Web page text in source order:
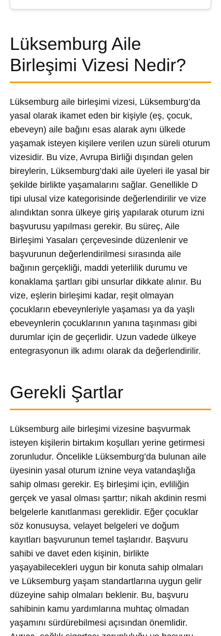
Lüksemburg Aile
Birleşimi Vizesi Nedir?
Lüksemburg aile birleşimi vizesi, Lüksemburg’da
yasal olarak ikamet eden bir kişiyle (eş, çocuk,
ebeveyn) aile bağını esas alarak aynı ülkede
yaşamak isteyen kişilere verilen uzun süreli oturum
vizesidir. Bu vize, Avrupa Birliği dışından gelen
bireylerin, Lüksemburg’daki aile üyeleri ile yasal bir
şekilde birlikte yaşamalarını sağlar. Genellikle D
tipi ulusal vize kategorisinde değerlendirilir ve vize
alındıktan sonra ülkeye giriş yapılarak oturum izni
başvurusu yapılması gerekir. Bu süreç, Aile
Birleşimi Yasaları çerçevesinde düzenlenir ve
başvurunun değerlendirilmesi sırasında aile
bağının gerçekliği, maddi yeterlilik durumu ve
konaklama şartları gibi unsurlar dikkate alınır. Bu
vize, eşlerin birleşimi kadar, reşit olmayan
çocukların ebeveynleriyle yaşaması ya da yaşlı
ebeveynlerin çocuklarının yanına taşınması gibi
durumlar için de geçerlidir. Uzun vadede ülkeye
entegrasyonun ilk adımı olarak da değerlendirilir.
Gerekli Şartlar
Lüksemburg aile birleşimi vizesine başvurmak
isteyen kişilerin birtakım koşulları yerine getirmesi
zorunludur. Öncelikle Lüksemburg’da bulunan aile
üyesinin yasal oturum iznine veya vatandaşlığa
sahip olması gerekir. Eş birleşimi için, evliliğin
gerçek ve yasal olması şarttır; nikah akdinin resmi
belgelerle kanıtlanması gereklidir. Eğer çocuklar
söz konusuysa, velayet belgeleri ve doğum
kayıtları başvurunun temel taşlarıdır. Başvuru
sahibi ve davet eden kişinin, birlikte
yaşayabilecekleri uygun bir konuta sahip olmaları
ve Lüksemburg yaşam standartlarına uygun gelir
düzeyine sahip olmaları beklenir. Bu, başvuru
sahibinin kamu yardımlarına muhtaç olmadan
yaşamını sürdürebilmesi açısından önemlidir.